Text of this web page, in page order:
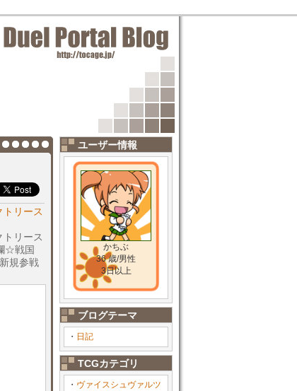
ユーザー情報
かちぶ
36 歳/男性
3日以上
ブログテーマ
・ 日記
TCGカテゴリ
・ ヴァイスシュヴァルツ
リース
リース
☆戦国
規参戦